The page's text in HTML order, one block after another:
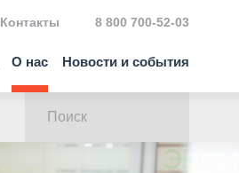
О нас Новости и события
Контакты 8 800 700-52-03